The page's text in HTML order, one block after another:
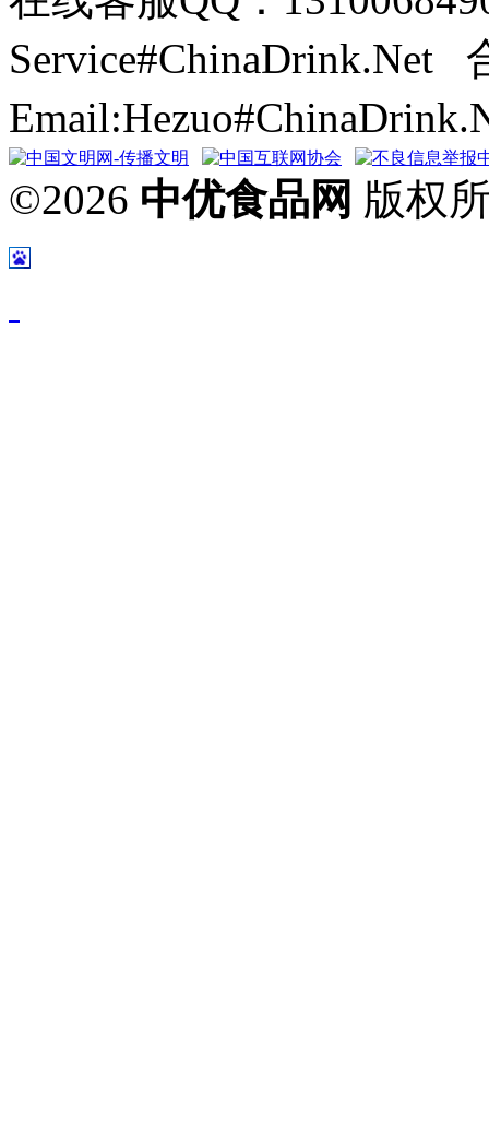
Service#ChinaDrink.Net
©2026 中优食品网 版权